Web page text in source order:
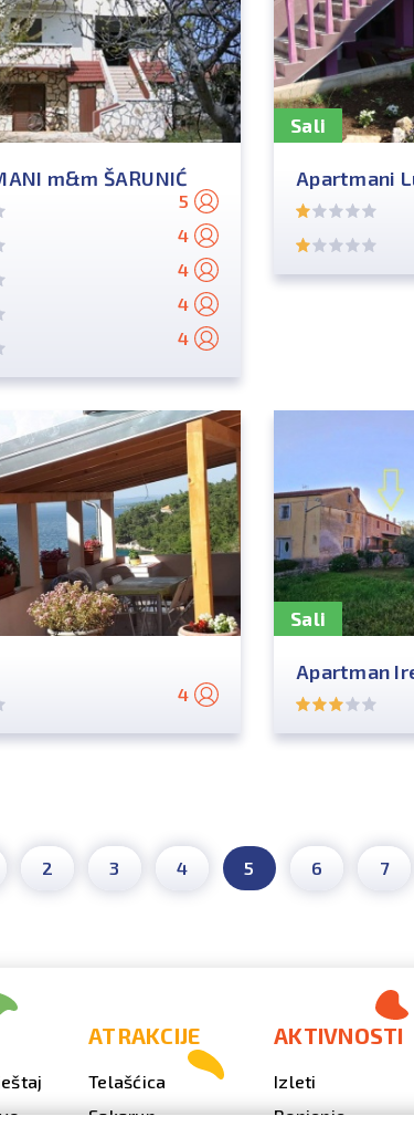
m&m ŠARUNIĆ
5
4
4
4
4
Sali
Apartmani
4
Sali
Apartman
2 3 4 5 6 7
ATRAKCIJE
Telašćica
Sakarun
AKTIVNOSTI
Izleti
Ronjenje